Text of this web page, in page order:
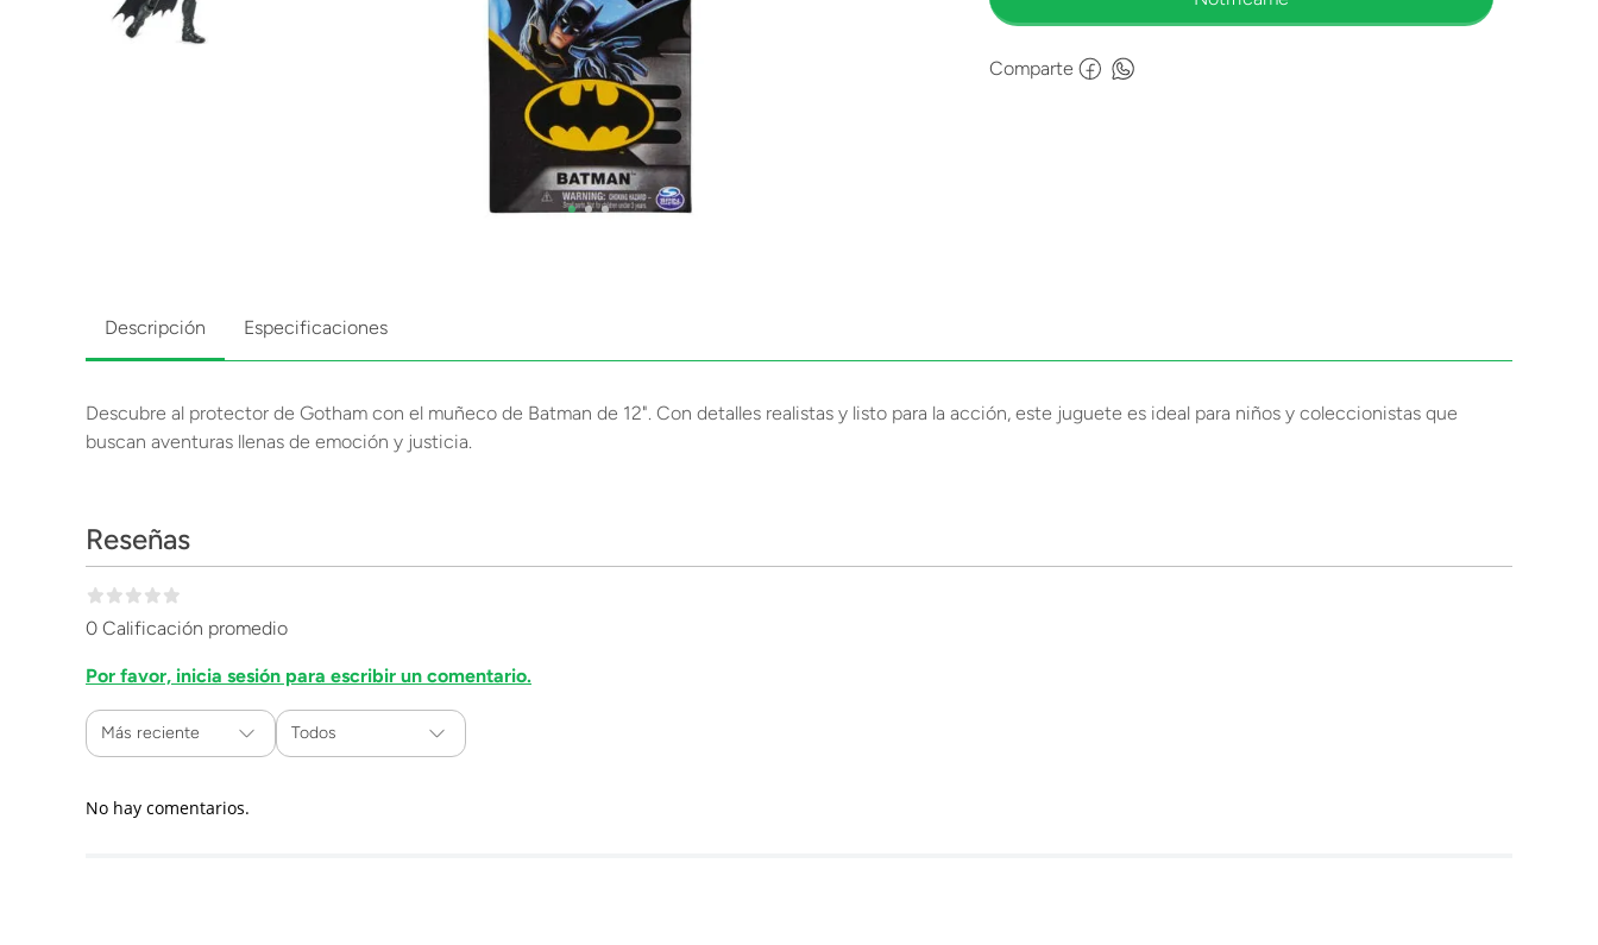
Comparte
Descripción Especificaciones
Descubre al protector de Gotham con el muñeco de Batman de 12". Con detalles realistas y listo para la acción, este juguete es ideal para niños y coleccionistas que
buscan aventuras llenas de emoción y justicia.
Reseñas
0 Calificación promedio
Por favor, inicia sesión para escribir un comentario.
Más reciente Todos
No hay comentarios.